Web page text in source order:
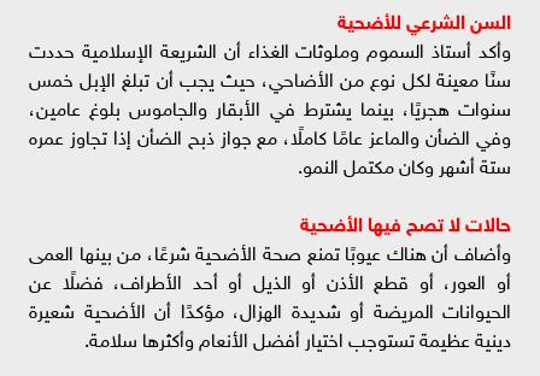
السن الشرعي للأضحية
وأكد أستاذ السموم وملوثات الغذاء أن الشريعة الإسلامية حددت
سنًا معينة لكل نوع من الأضاحي، حيث يجب أن تبلغ الإبل خمس
سنوات هجريًا، بينما يشترط في الأبقار والجاموس بلوغ عامين،
وفي الضأن والماعز عامًا كاملًا، مع جواز ذبح الضأن إذا تجاوز عمره
ستة أشهر وكان مكتمل النمو.
حالات لا تصح فيها الأضحية
وأضاف أن هناك عيوبًا تمنع صحة الأضحية شرعًا، من بينها العمى
أو العور، أو قطع الأذن أو الذيل أو أحد الأطراف، فضلًا عن
الحيوانات المريضة أو شديدة الهزال، مؤكدًا أن الأضحية شعيرة
دينية عظيمة تستوجب اختيار أفضل الأنعام وأكثرها سلامة.